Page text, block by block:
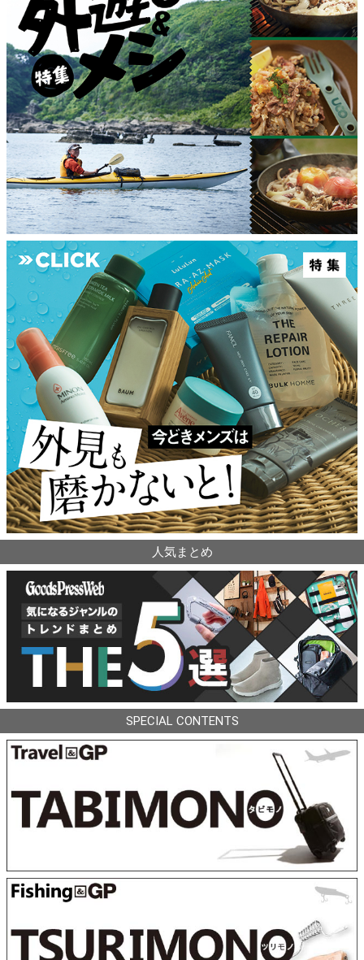
人気まとめ
SPECIAL CONTENTS